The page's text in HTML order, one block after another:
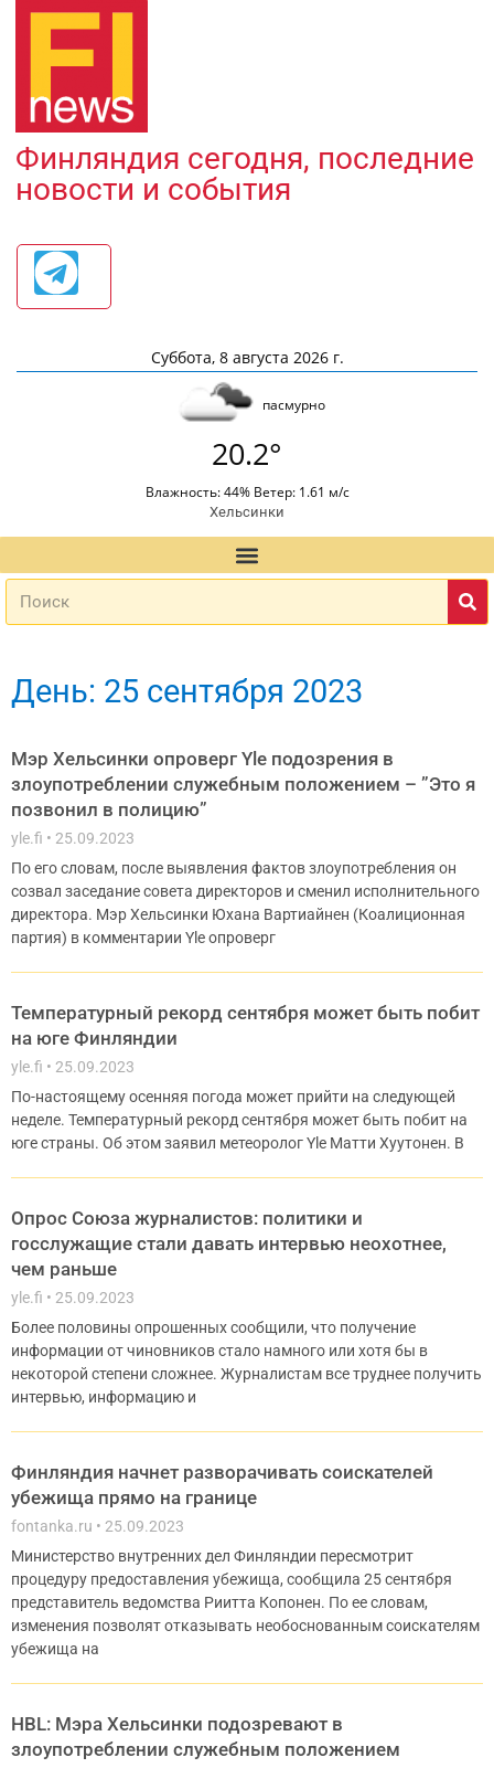
Финляндия сегодня, последние
новости и события
Суббота, 8 августа 2026 г.
пасмурно
20.2°
Влажность: 44% Ветер: 1.61 м/с
Хельсинки
День: 25 сентября 2023
Мэр Хельсинки опроверг Yle подозрения в
злоупотреблении служебным положением – ”Это я
позвонил в полицию”
yle.fi
25.09.2023
По его словам, после выявления фактов злоупотребления он
созвал заседание совета директоров и сменил исполнительного
директора. Мэр Хельсинки Юхана Вартиайнен (Коалиционная
партия) в комментарии Yle опроверг
Температурный рекорд сентября может быть побит
на юге Финляндии
yle.fi
25.09.2023
По-настоящему осенняя погода может прийти на следующей
неделе. Температурный рекорд сентября может быть побит на
юге страны. Об этом заявил метеоролог Yle Матти Хуутонен. В
Опрос Союза журналистов: политики и
госслужащие стали давать интервью неохотнее,
чем раньше
yle.fi
25.09.2023
Более половины опрошенных сообщили, что получение
информации от чиновников стало намного или хотя бы в
некоторой степени сложнее. Журналистам все труднее получить
интервью, информацию и
Финляндия начнет разворачивать соискателей
убежища прямо на границе
fontanka.ru
25.09.2023
Министерство внутренних дел Финляндии пересмотрит
процедуру предоставления убежища, сообщила 25 сентября
представитель ведомства Риитта Копонен. По ее словам,
изменения позволят отказывать необоснованным соискателям
убежища на
HBL: Мэра Хельсинки подозревают в
злоупотреблении служебным положением